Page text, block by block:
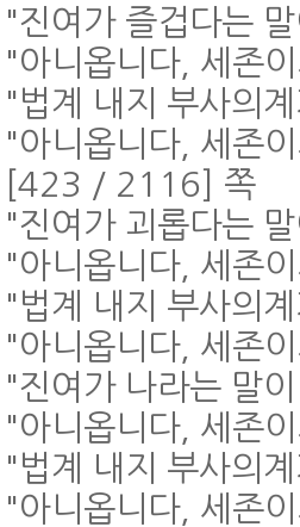
"진여가 즐겁다는
"아니옵니다, 세존
" 법계 내지 부사의
"아니옵니다, 세존
[423 / 2116] 쪽
"진여가 괴롭다는
"아니옵니다, 세존
" 법계 내지 부사의
"아니옵니다, 세존
"진여가 나라는 말
"아니옵니다, 세존
" 법계 내지 부사의
"아니옵니다, 세존